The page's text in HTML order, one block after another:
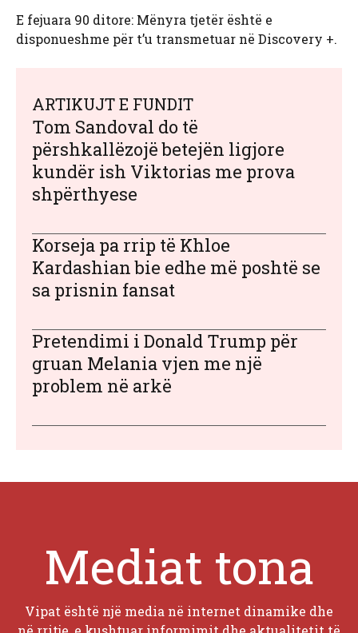
E fejuara 90 ditore: Mënyra tjetër është e
disponueshme për t’u transmetuar në Discovery +.
ARTIKUJT E FUNDIT
Tom Sandoval do të
përshkallëzojë betejën ligjore
kundër ish Viktorias me prova
shpërthyese
Korseja pa rrip të Khloe
Kardashian bie edhe më poshtë se
sa prisnin fansat
Pretendimi i Donald Trump për
gruan Melania vjen me një
problem në arkë
Mediat tona
Vipat është një media në internet dinamike dhe